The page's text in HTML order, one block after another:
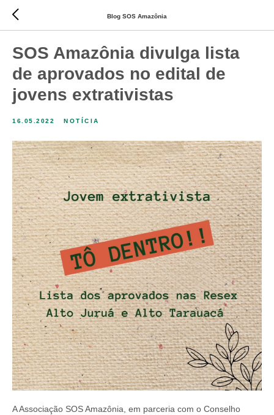
Blog SOS Amazônia
SOS Amazônia divulga lista
de aprovados no edital de
jovens extrativistas
16.05.2022 NOTÍCIA
A Associação SOS Amazônia, em parceria com o Conselho